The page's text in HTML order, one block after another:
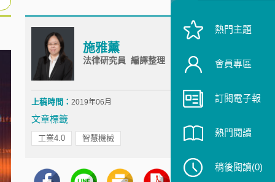
施雅薰
法律研究員 編譯整理
上稿時間： 2019年06月
文章標籤
工業4.0 智慧機械
熱門主題
會員專區
訂閱電子報
熱門閱讀
稍後閱讀(0)